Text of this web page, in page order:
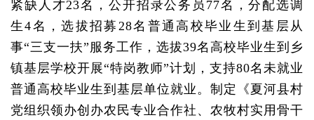
紧缺人才23名，公开招录公务员77名，分配选调
生4名，选拔招募28名普通高校毕业生到基层从
事“三支一扶”服务工作，选拔39名高校毕业生到乡
镇基层学校开展“特岗教师”计划，支持80名未就业
普通高校毕业生到基层单位就业。制定《夏河县村
党组织领办创办农民专业合作社、农牧村实用骨干